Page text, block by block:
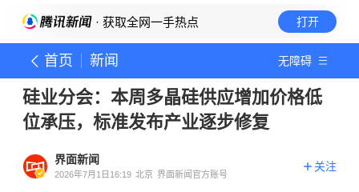
· 获取全网一手热点 打开
首页 新闻 无障碍
硅业分会：本周多晶硅供应增加价格低
位承压，标准发布产业逐步修复
界面新闻
2026年7月1日16:19 北京 界面新闻官方账号
关注